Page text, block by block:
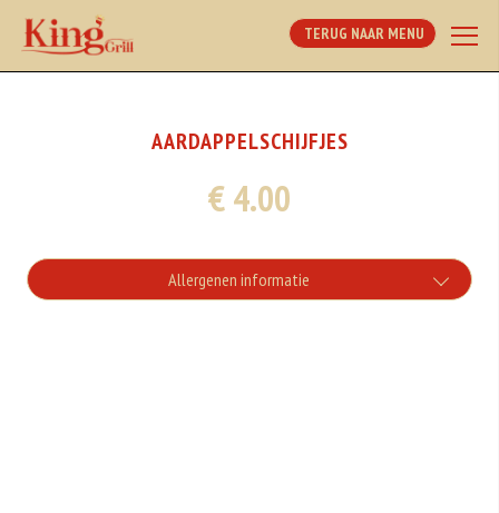
TERUG NAAR MENU
AARDAPPELSCHIJFJES
€ 4.00
Allergenen informatie